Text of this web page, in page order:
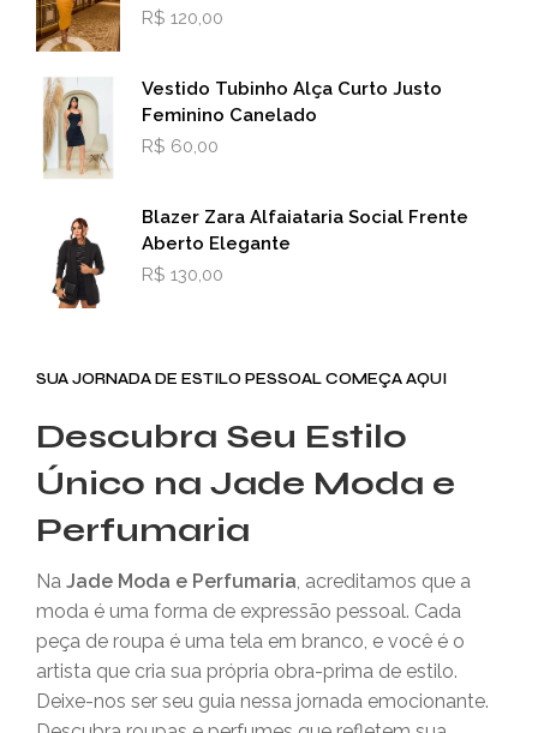
R$ 120,00
Vestido Tubinho Alça Curto Justo
Feminino Canelado
R$ 60,00
Blazer Zara Alfaiataria Social Frente
Aberto Elegante
R$ 130,00
SUA JORNADA DE ESTILO PESSOAL COMEÇA AQUI
Descubra Seu Estilo
Único na Jade Moda e
Perfumaria
Na Jade Moda e Perfumaria, acreditamos que a
moda é uma forma de expressão pessoal. Cada
peça de roupa é uma tela em branco, e você é o
artista que cria sua própria obra-prima de estilo.
Deixe-nos ser seu guia nessa jornada emocionante.